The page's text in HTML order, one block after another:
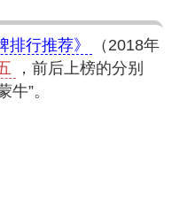
排行推荐》
（2018年
，前后上榜的分别
牛”。